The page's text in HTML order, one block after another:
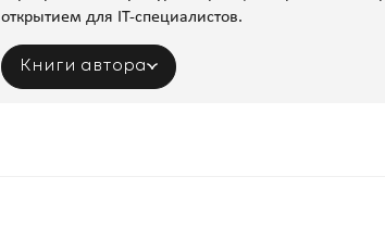
открытием для IT-специалистов.
Книги автора